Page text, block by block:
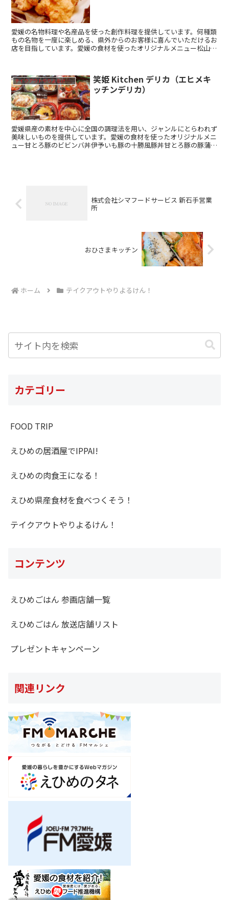
愛媛の名物料理や名産品を使った創作料理を提供しています。何種類
もの名物を一度に楽しめる、県外からのお客様に喜んでいただけるお
店を目指しています。愛媛の食材を使ったオリジナルメニュー松山と
テイクアウトやりよるけん！
笑姫 Kitchen デリカ（エヒメキ
ッチンデリカ）
愛媛県産の素材を中心に全国の調理法を用い、ジャンルにとらわれず
美味しいものを提供しています。愛媛の食材を使ったオリジナルメニ
ュー甘とろ豚のビビンバ丼伊予いも豚の十勝風豚丼甘とろ豚の豚蒲串
株式会社シマフードサービス 新石手営業
所
おひさまキッチン
ホーム テイクアウトやりよるけん！
カテゴリー
FOOD TRIP
えひめの居酒屋でIPPAI!
えひめの肉食王になる！
えひめ県産食材を食べつくそう！
テイクアウトやりよるけん！
コンテンツ
えひめごはん 参画店舗一覧
えひめごはん 放送店舗リスト
プレゼントキャンペーン
関連リンク